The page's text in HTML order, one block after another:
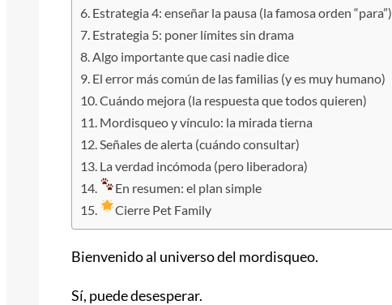
Estrategia 4: enseñar la pausa (la famosa orden “para”)
Estrategia 5: poner límites sin drama
Algo importante que casi nadie dice
El error más común de las familias (y es muy humano)
Cuándo mejora (la respuesta que todos quieren)
Mordisqueo y vínculo: la mirada tierna
Señales de alerta (cuándo consultar)
La verdad incómoda (pero liberadora)
En resumen: el plan simple
Cierre Pet Family
Bienvenido al universo del mordisqueo.
Sí, puede desesperar.